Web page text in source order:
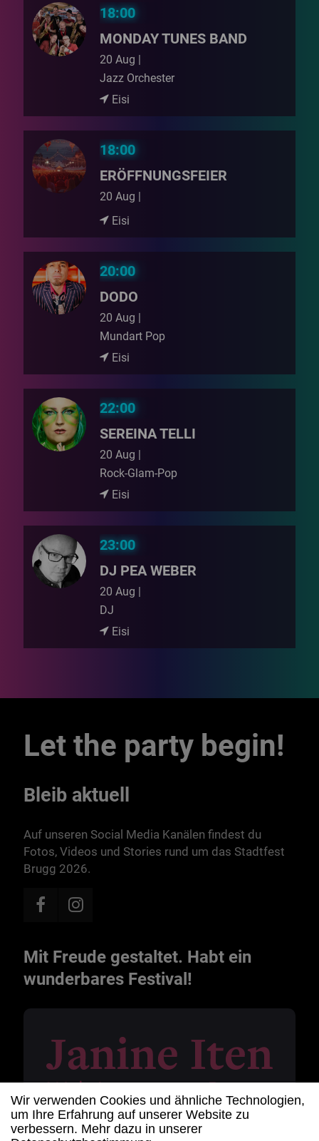
18:00
MONDAY TUNES BAND
20 Aug |
Jazz Orchester
Eisi
18:00
ERÖFFNUNGSFEIER
20 Aug |
Eisi
20:00
DODO
20 Aug |
Mundart Pop
Eisi
22:00
SEREINA TELLI
20 Aug |
Rock-Glam-Pop
Eisi
23:00
DJ PEA WEBER
20 Aug |
DJ
Eisi
Let the party begin!
Bleib aktuell
Auf unseren Social Media Kanälen findest du
Fotos, Videos und Stories rund um das Stadtfest
Brugg 2026.
Mit Freude gestaltet. Habt ein
wunderbares Festival!
Wir verwenden Cookies und ähnliche Technologien,
um Ihre Erfahrung auf unserer Website zu
verbessern. Mehr dazu in unserer